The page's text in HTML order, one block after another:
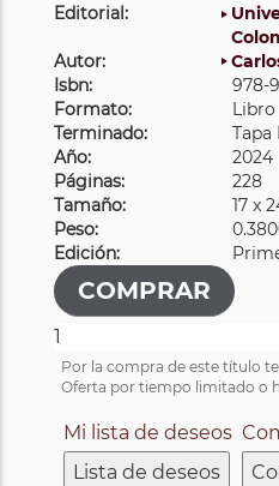
Editorial:
Autor:
Isbn:
978-
Formato:
Libro
Terminado:
Tapa
Año:
2024
Páginas:
228
Tamaño:
17 x
Peso:
Edición:
Por la compra de este título
Oferta por tiempo limitado o
Mi lista de deseos
Lista de deseos